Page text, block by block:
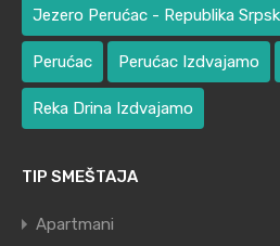
Jezero Perućac - Republika
Perućac Perućac Izdvajamo
Reka Drina Izdvajamo
TIP SMEŠTAJA
Apartmani